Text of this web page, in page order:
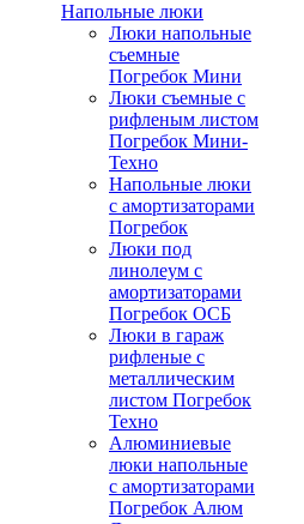
Напольные люки
Люки напольные
съемные
Погребок Мини
Люки съемные с
рифленым листом
Погребок Мини-
Техно
Напольные люки
с амортизаторами
Погребок
Люки под
линолеум с
амортизаторами
Погребок ОСБ
Люки в гараж
рифленые с
металлическим
листом Погребок
Техно
Алюминиевые
люки напольные
с амортизаторами
Погребок Алюм